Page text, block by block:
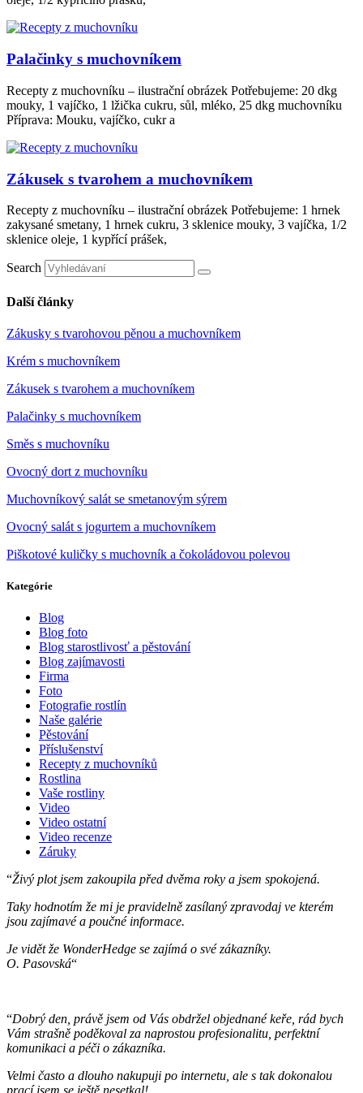
Palačinky s muchovníkem
Recepty z muchovníku – ilustrační obrázek Potřebujeme: 20 dkg
mouky, 1 vajíčko, 1 lžička cukru, sůl, mléko, 25 dkg muchovníku
Příprava: Mouku, vajíčko, cukr a
Zákusek s tvarohem a muchovníkem
Recepty z muchovníku – ilustrační obrázek Potřebujeme: 1 hrnek
zakysané smetany, 1 hrnek cukru, 3 sklenice mouky, 3 vajíčka, 1/2
sklenice oleje, 1 kypřící prášek,
Search
Další články
Zákusky s tvarohovou pěnou a muchovníkem
Krém s muchovníkem
Zákusek s tvarohem a muchovníkem
Palačinky s muchovníkem
Směs s muchovníku
Ovocný dort z muchovníku
Muchovníkový salát se smetanovým sýrem
Ovocný salát s jogurtem a muchovníkem
Piškotové kuličky s muchovník a čokoládovou polevou
Kategórie
Blog
Blog foto
Blog starostlivosť a pěstování
Blog zajímavosti
Firma
Foto
Fotografie rostlín
Naše galérie
Pěstování
Příslušenství
Recepty z muchovníků
Rostlina
Vaše rostliny
Video
Video ostatní
Video recenze
Záruky
“Živý plot jsem zakoupila před dvěma roky a jsem spokojená.
Taky hodnotím že mi je pravidelně zasílaný zpravodaj ve kterém
jsou zajímavé a poučné informace.
Je vidět že WonderHedge se zajímá o své zákazníky.
O. Pasovská“
“Dobrý den, právě jsem od Vás obdržel objednané keře, rád bych
Vám strašně poděkoval za naprostou profesionalitu, perfektní
komunikaci a péči o zákazníka.
Velmi často a dlouho nakupuji po internetu, ale s tak dokonalou